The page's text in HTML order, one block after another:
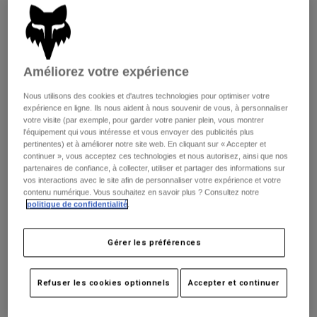
Pantalons
Shorts
Vestes
Gants
Protections
Masques
Chaussettes
Accessoires
Pantalons
Protections
Masques
Chaussettes
Pièces de rechange
Chemises
Voir tout
Femme
T-shirts et tops
Sweats et Pulls
Vestes
Pantalons
Enfants
Protections
Masques
Chaussettes
Moto
Casques
Maillots
Pantalons
Protections
Gants
Masques
Ranger Wordmark
Disponible en 1 couleur :
Améliorez votre expérience
Nous utilisons des cookies et d'autres technologies pour optimiser votre
expérience en ligne. Ils nous aident à nous souvenir de vous, à personnaliser
votre visite (par exemple, pour garder votre panier plein, vous montrer
l'équipement qui vous intéresse et vous envoyer des publicités plus
pertinentes) et à améliorer notre site web. En cliquant sur « Accepter et
continuer », vous acceptez ces technologies et nous autorisez, ainsi que nos
partenaires de confiance, à collecter, utiliser et partager des informations sur
vos interactions avec le site afin de personnaliser votre expérience et votre
contenu numérique. Vous souhaitez en savoir plus ? Consultez notre
politique de confidentialité
Gérer les préférences
Refuser les cookies optionnels Accepter et continuer